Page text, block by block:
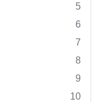
5
6
7
8
9
10